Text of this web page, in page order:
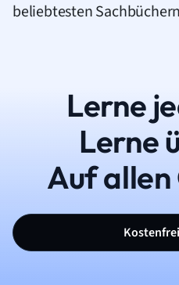
beliebtesten
Lerne
Lerne
Auf